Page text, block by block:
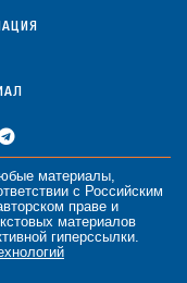
материалы
с Российским
праве и
материалов
гиперссылки.